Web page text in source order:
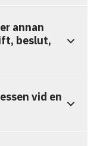
annan
beslut,
vid en